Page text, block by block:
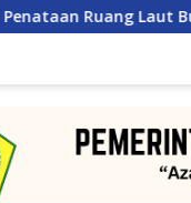
Bukan Hambatan,